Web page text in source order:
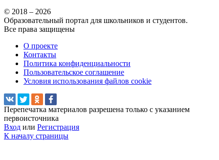
© 2018 – 2026
Образовательный портал для школьников и студентов.
Все права защищены
О проекте
Контакты
Политика конфиденциальности
Пользовательское соглашение
Условия использования файлов cookie
Перепечатка материалов разрешена только с указанием
первоисточника
Вход или Регистрация
К началу страницы